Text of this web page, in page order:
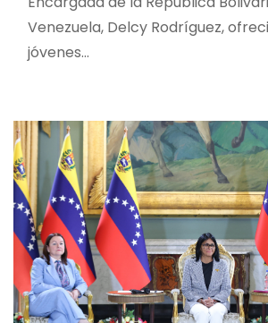
Venezuela, Delcy Rodríguez,
jóvenes…